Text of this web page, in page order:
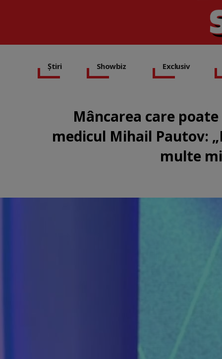
Știri Showbiz Exclusiv
Mâncarea care
medicul Mihail Pautov:
multe